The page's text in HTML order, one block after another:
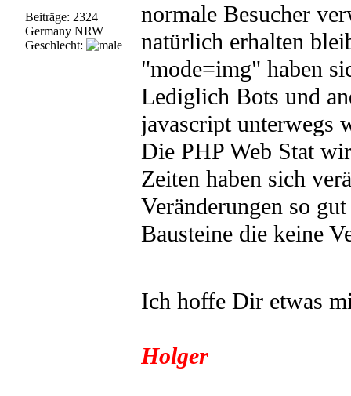
Beiträge: 2324
Germany NRW
Geschlecht:
normale Besucher
natürlich erhalten
"mode=img" haben
Lediglich Bots und
javascript unterwegs
Die PHP Web Stat
Zeiten haben sich
Veränderungen so
Bausteine die keine
Ich hoffe Dir etwas
Holger